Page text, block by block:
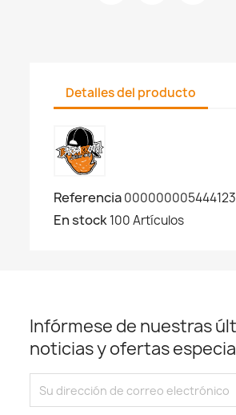
Detalles del producto
Referencia
En stock100 Artículos
Infórmese de nuestras
noticias y ofertas